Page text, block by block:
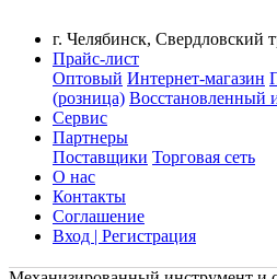
г. Челябинск, Свердловский
Прайс-лист
Оптовый Интернет-магазин
(розница) Восстановленный
Сервис
Партнеры
Поставщики Торговая сеть
О нас
Контакты
Соглашение
Вход | Регистрация